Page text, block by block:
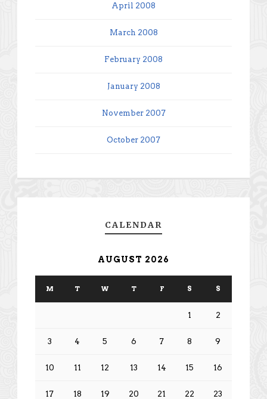
April 2008
March 2008
February 2008
January 2008
November 2007
October 2007
CALENDAR
AUGUST 2026
M T W T F S S
1 2
3 4 5 6 7 8 9
10 11 12 13 14 15 16
17 18 19 20 21 22 23